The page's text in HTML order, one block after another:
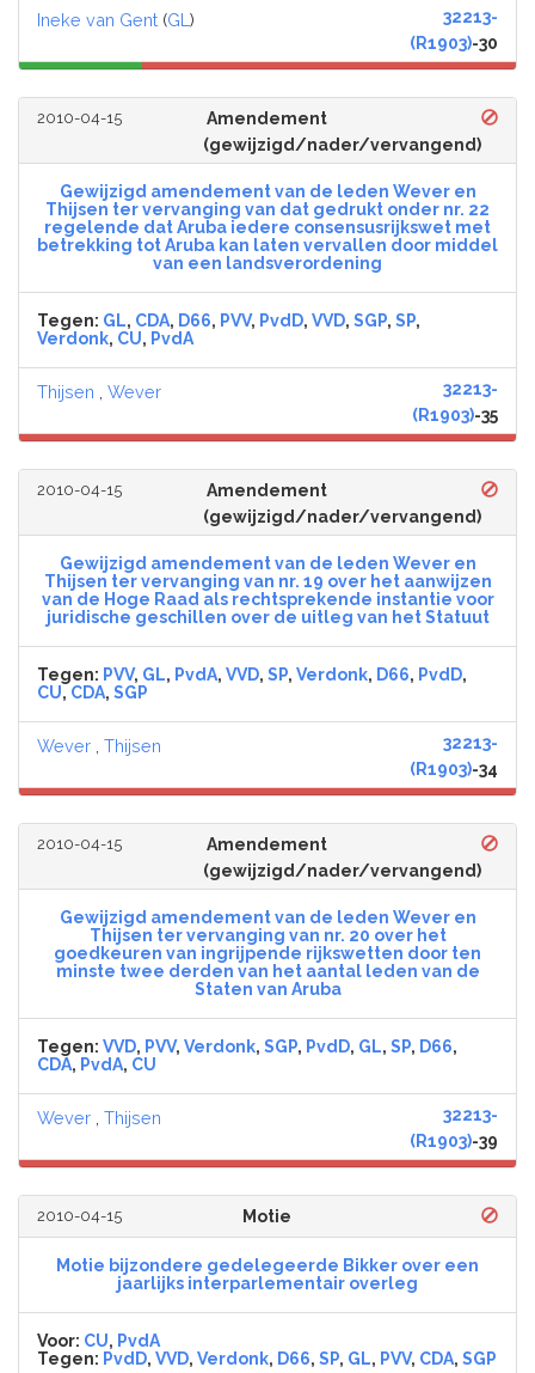
Ineke van Gent (GL )
32213-
(R1903)-30
2010-04-15
Amendement
(gewijzigd/nader/vervangend)
Gewijzigd amendement van de leden Wever en
Thijsen ter vervanging van dat gedrukt onder nr. 22
regelende dat Aruba iedere consensusrijkswet met
betrekking tot Aruba kan laten vervallen door middel
van een landsverordening
Tegen: GL, CDA, D66, PVV, PvdD, VVD, SGP, SP,
Verdonk, CU, PvdA
Thijsen Wever
32213-
(R1903)-35
2010-04-15
Amendement
(gewijzigd/nader/vervangend)
Gewijzigd amendement van de leden Wever en
Thijsen ter vervanging van nr. 19 over het aanwijzen
van de Hoge Raad als rechtsprekende instantie voor
juridische geschillen over de uitleg van het Statuut
Tegen: PVV, GL, PvdA, VVD, SP, Verdonk, D66, PvdD,
CU, CDA, SGP
Wever Thijsen
32213-
(R1903)-34
2010-04-15
Amendement
(gewijzigd/nader/vervangend)
Gewijzigd amendement van de leden Wever en
Thijsen ter vervanging van nr. 20 over het
goedkeuren van ingrijpende rijkswetten door ten
minste twee derden van het aantal leden van de
Staten van Aruba
Tegen: VVD, PVV, Verdonk, SGP, PvdD, GL, SP, D66,
CDA, PvdA, CU
Wever Thijsen
32213-
(R1903)-39
2010-04-15 Motie
Motie bijzondere gedelegeerde Bikker over een
jaarlijks interparlementair overleg
Voor: CU, PvdA
Tegen: PvdD, VVD, Verdonk, D66, SP, GL, PVV, CDA, SGP